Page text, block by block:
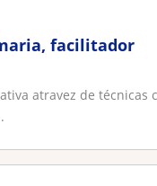
facilitador
atravez de técnicas